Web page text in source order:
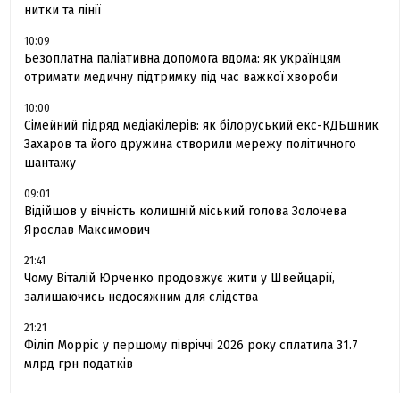
нитки та лінії
10:09
Безоплатна паліативна допомога вдома: як українцям
отримати медичну підтримку під час важкої хвороби
10:00
Сімейний підряд медіакілерів: як білоруський екс-КДБшник
Захаров та його дружина створили мережу політичного
шантажу
09:01
Відійшов у вічність колишній міський голова Золочева
Ярослав Максимович
21:41
Чому Віталій Юрченко продовжує жити у Швейцарії,
залишаючись недосяжним для слідства
21:21
Філіп Морріс у першому півріччі 2026 року сплатила 31.7
млрд грн податків